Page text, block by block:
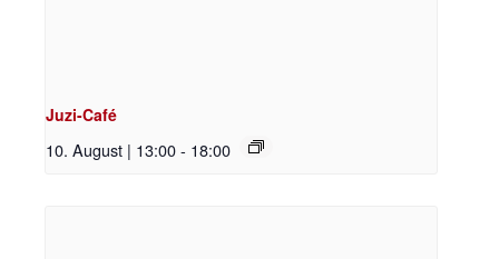
Juzi-Café
10. August | 13:00- 18:00